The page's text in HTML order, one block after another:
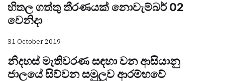
හිතල ගත්තු තීරණයක් නොවැම්බර් 02
වෙනිදා
31 October 2019
නිදහස් මැතිවරණ සඳහා වන ආසියානු
ජාලයේ සිව්වන සමුලුව ආරම්භවේ